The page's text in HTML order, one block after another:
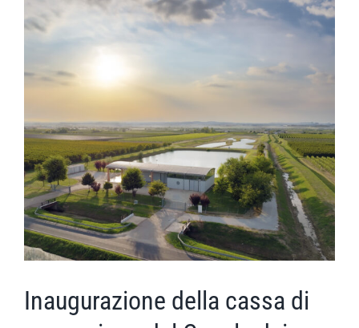
Inaugurazione della cassa di